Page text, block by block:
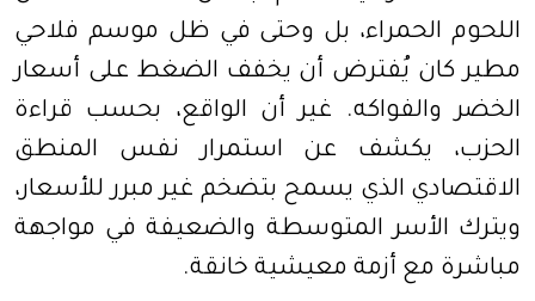
اللحوم الحمراء، بل وحتى في ظل موسم فلاحي
مطير كان يُفترض أن يخفف الضغط على أسعار
الخضر والفواكه. غير أن الواقع، بحسب قراءة
الحزب، يكشف عن استمرار نفس المنطق
الاقتصادي الذي يسمح بتضخم غير مبرر للأسعار،
ويترك الأسر المتوسطة والضعيفة في مواجهة
مباشرة مع أزمة معيشية خانقة.